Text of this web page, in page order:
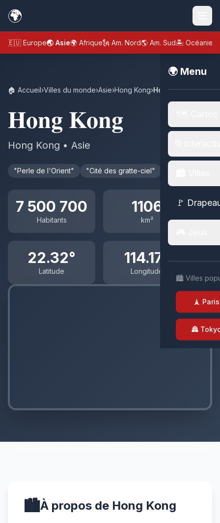
🌍
🇪🇺 Europe🌏 Asie🌍 Afrique🗽 Am. Nord🌎 Am. Sud🏝️ Océanie
🌍 Menu
🚩
🏙️ Villes
🗼 Paris
🏯
🏠 Accueil›Villes du monde›Asie›Hong Kong›Hong Kong
Hong Kong
Hong Kong • Asie
"Perle de l'Orient" "Cité des gratte-ciel"
7 500 700
Habitants
1106
km²
22.32°
Latitude
114.17°
Longitude
🏙️À propos de Hong Kong